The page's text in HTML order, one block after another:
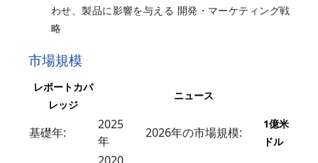
わせ、製品に影響を与える 開発・マーケティング戦
略
市場規模
レポートカバ
レッジ
ニュース
基礎年:
2025
年
2026年の市場規模:
1億米
ドル
2020